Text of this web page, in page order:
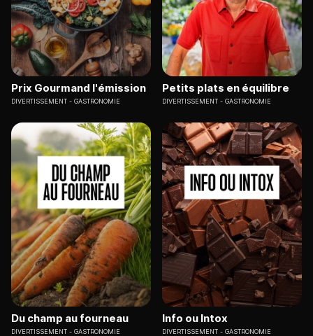
Prix Gourmand l'émission
DIVERTISSEMENT GASTRONOMIE
Petits plats en équilibre
DIVERTISSEMENT GASTRONOMIE
Du champ au fourneau
DIVERTISSEMENT GASTRONOMIE
Info ou Intox
DIVERTISSEMENT GASTRONOMIE